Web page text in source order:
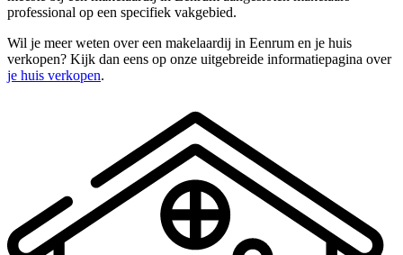
professional op een specifiek vakgebied.
Wil je meer weten over een makelaardij in Eenrum en je huis
verkopen? Kijk dan eens op onze uitgebreide informatiepagina over
je huis verkopen.